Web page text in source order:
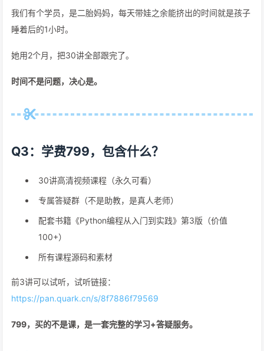
我们有个学员，是二胎妈妈，每天带娃之余能挤出的时间就是孩子
睡着后的1小时。
她用2个月，把30讲全部跟完了。
时间不是问题，决心是。
Q3：学费799，包含什么？
30讲高清视频课程（永久可看）
专属答疑群（不是助教，是真人老师）
配套书籍《Python编程从入门到实践》第3版（价值
100+）
所有课程源码和素材
前3讲可以试听，试听链接：
https://pan.quark.cn/s/8f7886f79569
799，买的不是课，是一套完整的学习+答疑服务。